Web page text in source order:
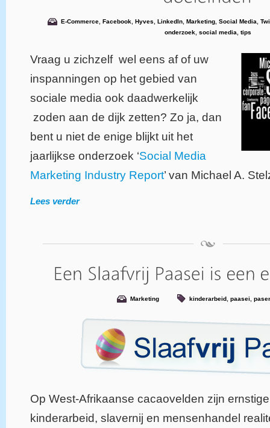
E-Commerce Facebook Hyves LinkedIn Marketing Social Media
onderzoek social media tips
Vraag u zichzelf wel eens af of uw
inspanningen op het gebied van
sociale media ook daadwerkelijk
zoden aan de dijk zetten? Zo ja, dan
bent u niet de enige blijkt uit het
jaarlijkse onderzoek ‘Social Media
Marketing Industry Report’ van Michael A.
Lees verder
Marketing kinderarbeid paasei
Op West-Afrikaanse cacaovelden zijn
kinderarbeid, slavernij en mensenhandel